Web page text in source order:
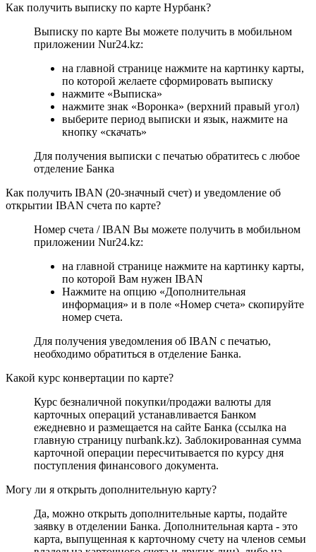
Как получить выписку по карте Нурбанк?
Выписку по карте Вы можете получить в мобильном
приложении Nur24.kz:
на главной странице нажмите на картинку карты,
по которой желаете сформировать выписку
нажмите «Выписка»
нажмите знак «Воронка» (верхний правый угол)
выберите период выписки и язык, нажмите на
кнопку «скачать»
Для получения выписки с печатью обратитесь с любое
отделение Банка
Как получить IBAN (20-значный счет) и уведомление об
открытии IBAN счета по карте?
Номер счета / IBAN Вы можете получить в мобильном
приложении Nur24.kz:
на главной странице нажмите на картинку карты,
по которой Вам нужен IBAN
Нажмите на опцию «Дополнительная
информация» и в поле «Номер счета» скопируйте
номер счета.
Для получения уведомления об IBAN с печатью,
необходимо обратиться в отделение Банка.
Какой курс конвертации по карте?
Курс безналичной покупки/продажи валюты для
карточных операций устанавливается Банком
ежедневно и размещается на сайте Банка (ссылка на
главную страницу nurbank.kz). Заблокированная сумма
карточной операции пересчитывается по курсу дня
поступления финансового документа.
Могу ли я открыть дополнительную карту?
Да, можно открыть дополнительные карты, подайте
заявку в отделении Банка. Дополнительная карта - это
карта, выпущенная к карточному счету на членов семьи